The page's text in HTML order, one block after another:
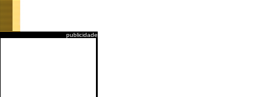
publicidade